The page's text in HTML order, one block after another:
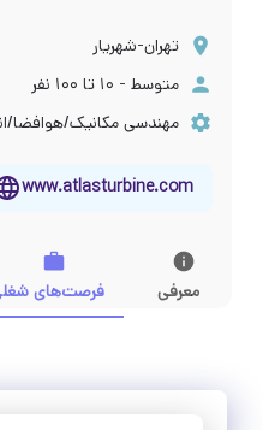
تهران-شهریار
متوسط - ۱۰ تا ۱۰۰ نفر
مهندسی مکانیک/هوافضا/
www.atlasturbine.com
معرفی فرصت‌های